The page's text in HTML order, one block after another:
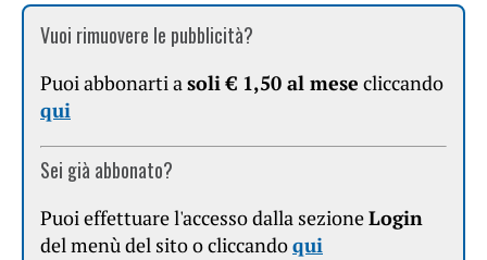
Vuoi rimuovere le pubblicità?
Puoi abbonarti asoli € 1,50 al mese cliccando
qui
Sei già abbonato?
Puoi effettuare l'accesso dalla sezioneLogin
del menù del sito o cliccandoqui